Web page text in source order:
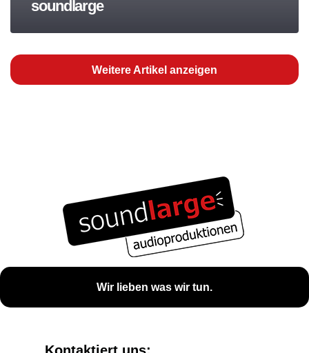
soundlarge
Weitere Artikel anzeigen
Wir lieben was wir tun.
Kontaktiert uns: